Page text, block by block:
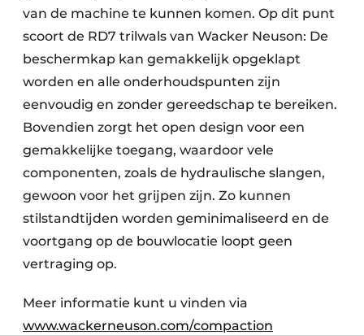
van de machine te kunnen komen. Op dit punt
scoort de RD7 trilwals van Wacker Neuson: De
beschermkap kan gemakkelijk opgeklapt
worden en alle onderhoudspunten zijn
eenvoudig en zonder gereedschap te bereiken.
Bovendien zorgt het open design voor een
gemakkelijke toegang, waardoor vele
componenten, zoals de hydraulische slangen,
gewoon voor het grijpen zijn. Zo kunnen
stilstandtijden worden geminimaliseerd en de
voortgang op de bouwlocatie loopt geen
vertraging op.
Meer informatie kunt u vinden via
www.wackerneuson.com/compaction